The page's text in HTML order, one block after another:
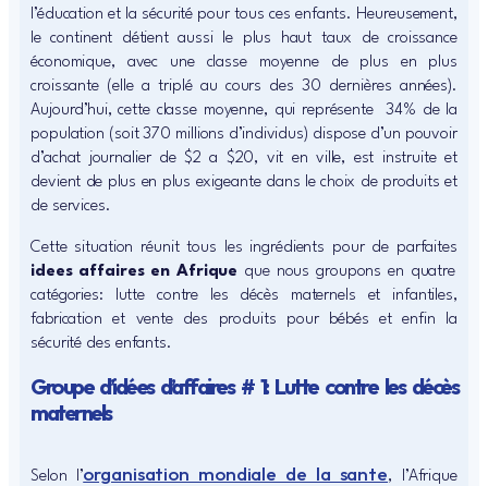
l’éducation et la sécurité pour tous ces enfants. Heureusement,
le continent détient aussi le plus haut taux de croissance
économique, avec une classe moyenne de plus en plus
croissante (elle a triplé au cours des 30 dernières années).
Aujourd’hui, cette classe moyenne, qui représente 34% de la
population (soit 370 millions d’individus) dispose d’un pouvoir
d’achat journalier de $2 a $20, vit en ville, est instruite et
devient de plus en plus exigeante dans le choix de produits et
de services.
Cette situation réunit tous les ingrédients pour de parfaites
idees affaires en Afrique que nous groupons en quatre
catégories: lutte contre les décès maternels et infantiles,
fabrication et vente des produits pour bébés et enfin la
sécurité des enfants.
Groupe d’idées d’affaires # 1: Lutte contre les décès
maternels
Selon l’organisation mondiale de la sante, l’Afrique